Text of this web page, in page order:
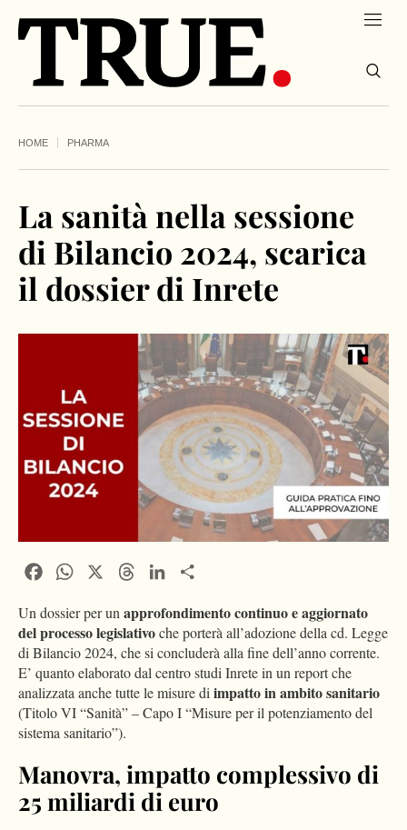
HOME PHARMA
La sanità nella sessione
di Bilancio 2024, scarica
il dossier di Inrete
FacebookWhatsApp ThreadsLinkedIn
Un dossier per unapprofondimento continuo e aggiornato
del processo legislativoche porterà all’adozione della cd. Legge
di Bilancio 2024, che si concluderà alla fine dell’anno corrente.
E’ quanto elaborato dal centro studi Inrete in un report che
analizzata anche tutte le misure diimpatto in ambito sanitario
(Titolo VI “Sanità” – Capo I “Misure per il potenziamento del
sistema sanitario”).
Manovra, impatto complessivo di
25 miliardi di euro